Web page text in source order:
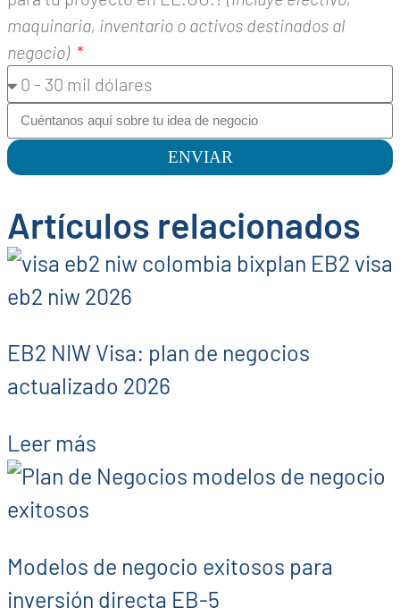
maquinaria, inventario o activos destinados al
negocio)
ENVIAR
Artículos relacionados
EB2 NIW Visa: plan de negocios
actualizado 2026
Leer más
Modelos de negocio exitosos para
inversión directa EB-5